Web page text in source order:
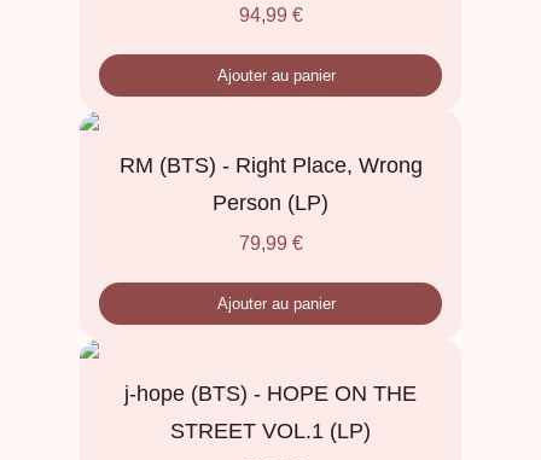
94,99 €
Ajouter au panier
RM (BTS) - Right Place, Wrong
Person (LP)
79,99 €
Ajouter au panier
j-hope (BTS) - HOPE ON THE
STREET VOL.1 (LP)